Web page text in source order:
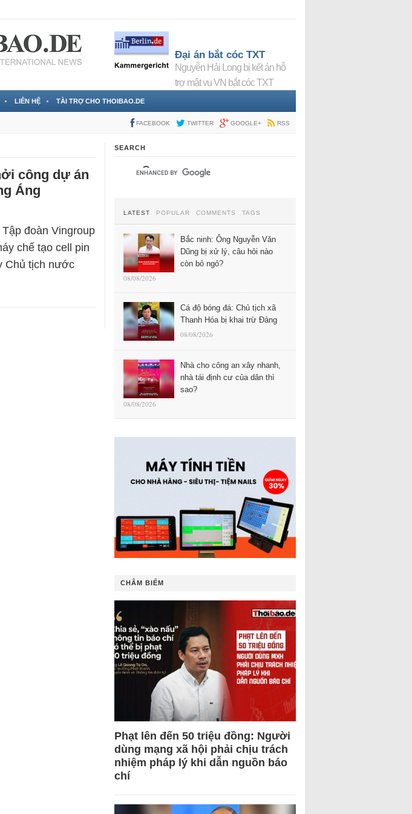
Đại án bắt cóc TXT
Nguyễn Hải Long bị kết án hỗ
trợ mật vụ VN bắt cóc TXT
LIÊN HỆ TÀI TRỢ CHO THOIBAO.DE
FACEBOOK TWITTER GOOGLE+ RSS
công dự án
Áng
đoàn Vingroup
chế tạo cell pin
Chủ tịch nước
SEARCH
LATEST POPULAR COMMENTS TAGS
Bắc ninh: Ông Nguyễn Văn
Dũng bị xử lý, câu hỏi nào
còn bỏ ngỏ?
08/08/2026
Cá độ bóng đá: Chủ tịch xã
Thanh Hóa bị khai trừ Đảng
08/08/2026
Nhà cho công an xây nhanh,
nhà tái định cư của dân thì
sao?
08/08/2026
CHÂM BIẾM
Phạt lên đến 50 triệu đồng: Người
dùng mạng xã hội phải chịu trách
nhiệm pháp lý khi dẫn nguồn báo
chí